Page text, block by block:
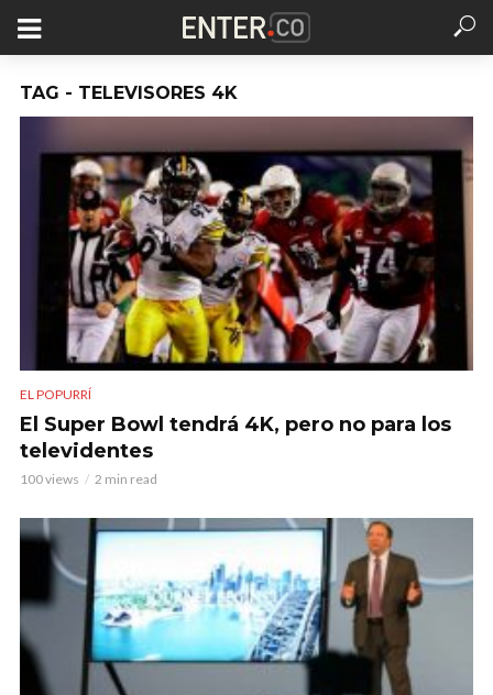
TAG - TELEVISORES 4K
EL POPURRÍ
El Super Bowl tendrá 4K, pero no para los
televidentes
100 views 2 min read